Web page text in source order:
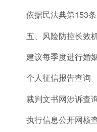
依据民法典第153
五、风险防控长效
建议每季度进行婚
个人征信报告查询
裁判文书网涉诉查
执行信息公开网核